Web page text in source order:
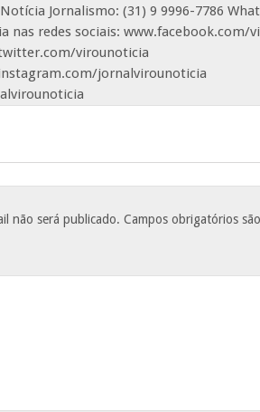
Jornalismo: (31) 9 9996-7786
nas redes sociais: www.facebook.com/
virounoticia
jornalvirounoticia
não será publicado. Campos obrigatórios